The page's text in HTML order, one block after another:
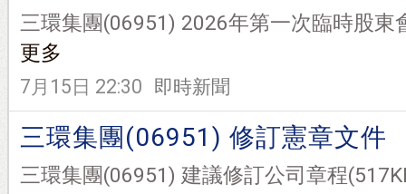
三環集團(06951) 2026年第一次臨時股東
更多
7月15日 22:30 即時新聞
三環集團(06951) 修訂憲章文件
三環集團(06951) 建議修訂公司章程